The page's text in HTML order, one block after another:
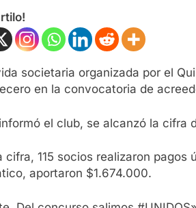
societaria organizada por el
en la convocatoria de
el club, se alcanzó la cifra
cifra, 115 socios realizaron
aportaron $1.674.000.